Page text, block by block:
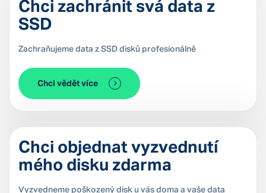
Chci zachránit svá data z
SSD
Zachraňujeme data z SSD disků profesionálně
Chci vědět více
Chci objednat vyzvednutí
mého disku zdarma
Vyzvedneme poškozený disk u vás doma a vaše data